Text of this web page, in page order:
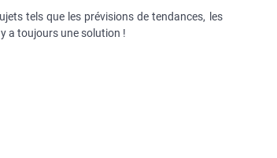
tels que les prévisions de tendances, les
a toujours une solution !